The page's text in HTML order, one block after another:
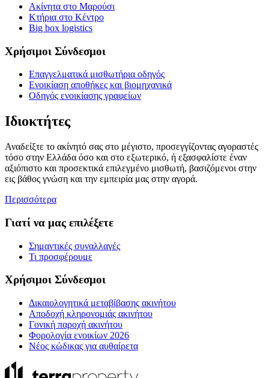
Ακίνητα στο Μαρούσι
Κτήρια στο Κέντρο
Big box logistics
Χρήσιμοι Σύνδεσμοι
Επαγγελματικά μισθωτήρια οδηγός
Ενοικίαση αποθήκες και βιομηχανικά
Οδηγός ενοικίασης γραφείων
Ιδιοκτήτες
Αναδείξτε το ακίνητό σας στο μέγιστο, προσεγγίζοντας αγοραστές
τόσο στην Ελλάδα όσο και στο εξωτερικό, ή εξασφαλίστε έναν
αξιόπιστο και προσεκτικά επιλεγμένο μισθωτή, βασιζόμενοι στην
εις βάθος γνώση και την εμπειρία μας στην αγορά.
Περισσότερα
Γιατί να μας επιλέξετε
Σημαντικές συναλλαγές
Τι προσφέρουμε
Χρήσιμοι Σύνδεσμοι
Δικαιολογητικά μεταβίβασης ακινήτου
Αποδοχή κληρονομιάς ακινήτου
Γονική παροχή ακινήτου
Φορολογία ενοικίων 2026
Νέος κώδικας για αυθαίρετα